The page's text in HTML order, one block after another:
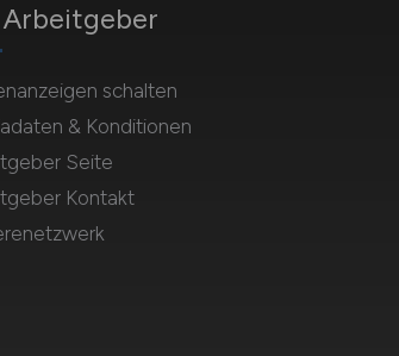
Arbeitgeber
schalten
& Konditionen
Seite
Kontakt